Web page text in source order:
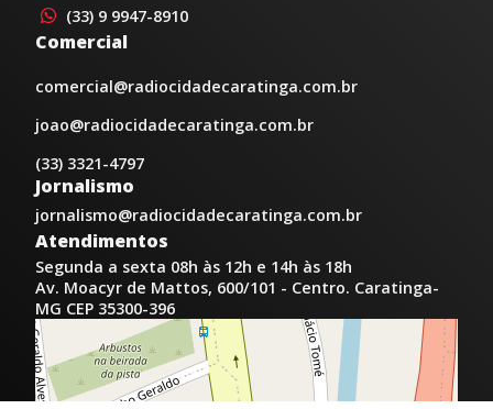
(33) 9 9947-8910
Comercial
comercial@radiocidadecaratinga.com.br
joao@radiocidadecaratinga.com.br
(33) 3321-4797
Jornalismo
jornalismo@radiocidadecaratinga.com.br
Atendimentos
Segunda a sexta 08h às 12h e 14h às 18h
Av. Moacyr de Mattos, 600/101 - Centro. Caratinga-
MG CEP 35300-396